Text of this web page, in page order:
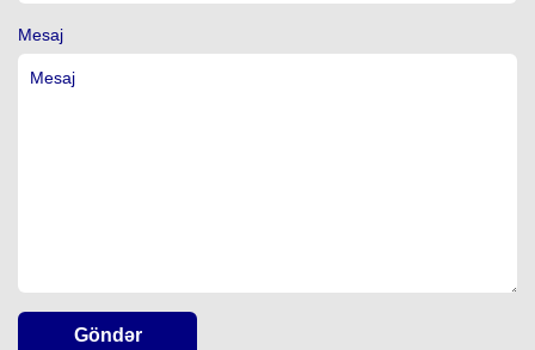
Mesaj
Göndər